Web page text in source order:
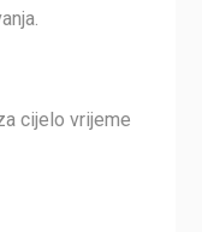
cijelo vrijeme